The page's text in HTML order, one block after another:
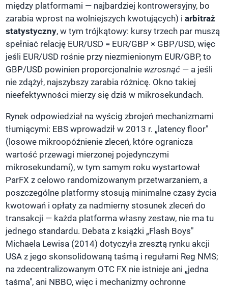
między platformami — najbardziej kontrowersyjny, bo
zarabia wprost na wolniejszych kwotujących) iarbitraż
statystyczny, w tym trójkątowy: kursy trzech par muszą
spełniać relację EUR/USD = EUR/GBP × GBP/USD, więc
jeśli EUR/USD rośnie przy niezmienionym EUR/GBP, to
GBP/USD powinien proporcjonalnie wzrosnąć — a jeśli
nie zdążył, najszybszy zarabia różnicę. Okno takiej
nieefektywności mierzy się dziś w mikrosekundach.
Rynek odpowiedział na wyścig zbrojeń mechanizmami
tłumiącymi: EBS wprowadził w 2013 r. „latency floor"
(losowe mikroopóźnienie zleceń, które ogranicza
wartość przewagi mierzonej pojedynczymi
mikrosekundami), w tym samym roku wystartował
ParFX z celowo randomizowanym przetwarzaniem, a
poszczególne platformy stosują minimalne czasy życia
kwotowań i opłaty za nadmierny stosunek zleceń do
transakcji — każda platforma własny zestaw, nie ma tu
jednego standardu. Debata z książki „Flash Boys"
Michaela Lewisa (2014) dotyczyła zresztą rynku akcji
USA z jego skonsolidowaną taśmą i regułami Reg NMS;
na zdecentralizowanym OTC FX nie istnieje ani „jedna
taśma", ani NBBO, więc i mechanizmy ochronne